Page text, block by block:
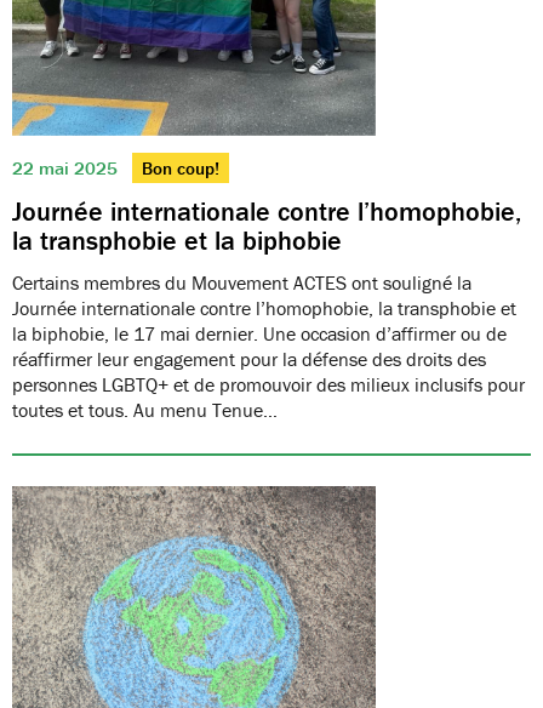
22 mai 2025 Bon coup!
Journée internationale contre l’homophobie,
la transphobie et la biphobie
Certains membres du Mouvement ACTES ont souligné la
Journée internationale contre l’homophobie, la transphobie et
la biphobie, le 17 mai dernier. Une occasion d’affirmer ou de
réaffirmer leur engagement pour la défense des droits des
personnes LGBTQ+ et de promouvoir des milieux inclusifs pour
toutes et tous. Au menu Tenue…